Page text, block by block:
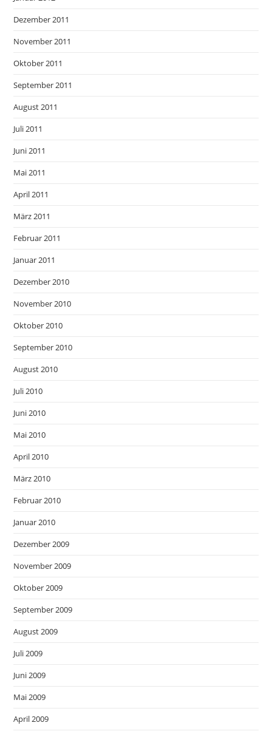
Dezember 2011
November 2011
Oktober 2011
September 2011
August 2011
Juli 2011
Juni 2011
Mai 2011
April 2011
März 2011
Februar 2011
Januar 2011
Dezember 2010
November 2010
Oktober 2010
September 2010
August 2010
Juli 2010
Juni 2010
Mai 2010
April 2010
März 2010
Februar 2010
Januar 2010
Dezember 2009
November 2009
Oktober 2009
September 2009
August 2009
Juli 2009
Juni 2009
Mai 2009
April 2009